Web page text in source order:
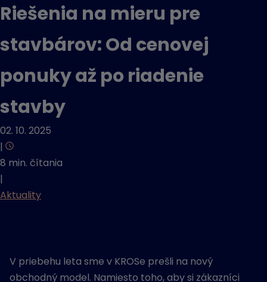
Riešenia na mieru pre
stavbárov: Od cenovej
ponuky až po riadenie
stavby
02. 10. 2025
|
8 min. čítania
|
Aktuality
V priebehu leta sme v KROSe prešli na nový
obchodný model. Namiesto toho, aby si zákazníci